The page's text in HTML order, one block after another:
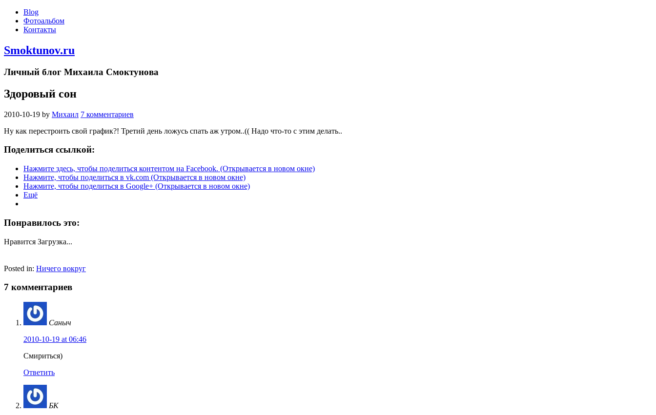
Blog
Фотоальбом
Контакты
Smoktunov.ru
Личный блог Михаила Смоктунова
Здоровый сон
2010-10-19 by Михаил 7 комментариев
Ну как перестроить свой график?! Третий день ложусь спать аж утром..(( Надо что-то с этим делать..
Поделиться ссылкой:
Нажмите здесь, чтобы поделиться контентом на Facebook. (Открывается в новом окне)
Нажмите, чтобы поделиться в vk.com (Открывается в новом окне)
Нажмите, чтобы поделиться в Google+ (Открывается в новом окне)
Ещё
Понравилось это:
Нравится Загрузка...
Posted in: Ничего вокруг
7 комментариев
Саныч
2010-10-19 at 06:46
Смириться)
Ответить
БК